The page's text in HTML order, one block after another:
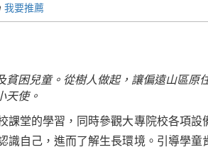
我要推薦
困兒童。從樹人做起，讓偏遠山區原
天使。
課堂的學習，同時參觀大專院校各項設
識自己，進而了解生長環境。引導學童